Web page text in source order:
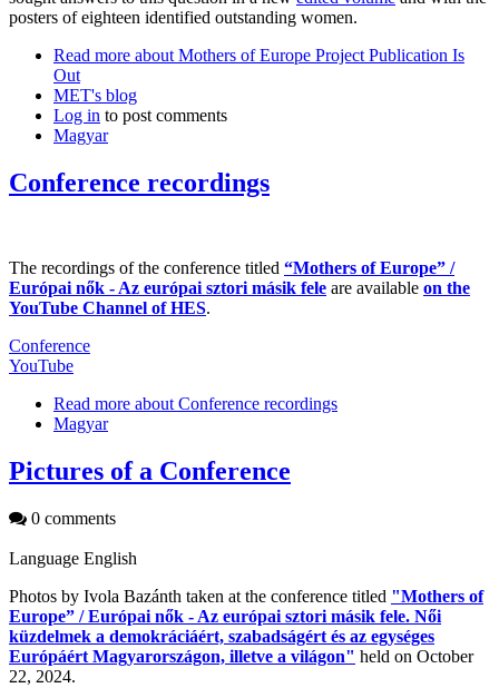
posters of eighteen identified outstanding women.
Read more about Mothers of Europe Project Publication Is
Out
MET's blog
Log in to post comments
Magyar
Conference recordings
The recordings of the conference titled “Mothers of Europe” /
Európai nők - Az európai sztori másik fele are available on the
YouTube Channel of HES.
Conference
YouTube
Read more about Conference recordings
Magyar
Pictures of a Conference
0 comments
Language English
Photos by Ivola Bazánth taken at the conference titled "Mothers of
Europe” / Európai nők - Az európai sztori másik fele. Női
küzdelmek a demokráciáért, szabadságért és az egységes
Európáért Magyarországon, illetve a világon" held on October
22, 2024.